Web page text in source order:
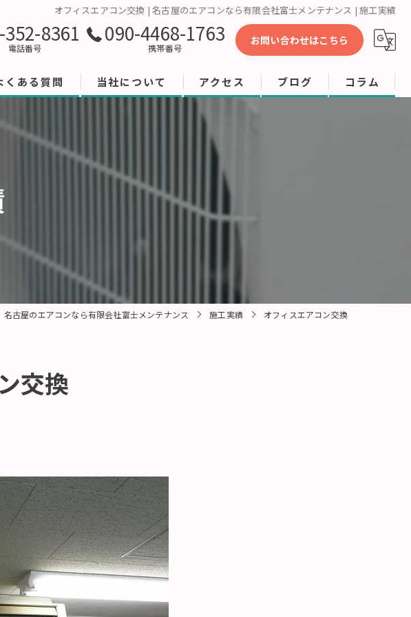
オフィスエアコン交換 | 名古屋のエアコンなら有限会社富士メンテナンス | 施工実績
8361
電話番号
090-4468-1763
携帯番号
お問い合わせはこちら
くある質問 当社について
修理
アクセス ブログ コラム
名古屋のエアコンなら有限会社富士メンテナンス 施工実績 オフィスエアコン交換
交換